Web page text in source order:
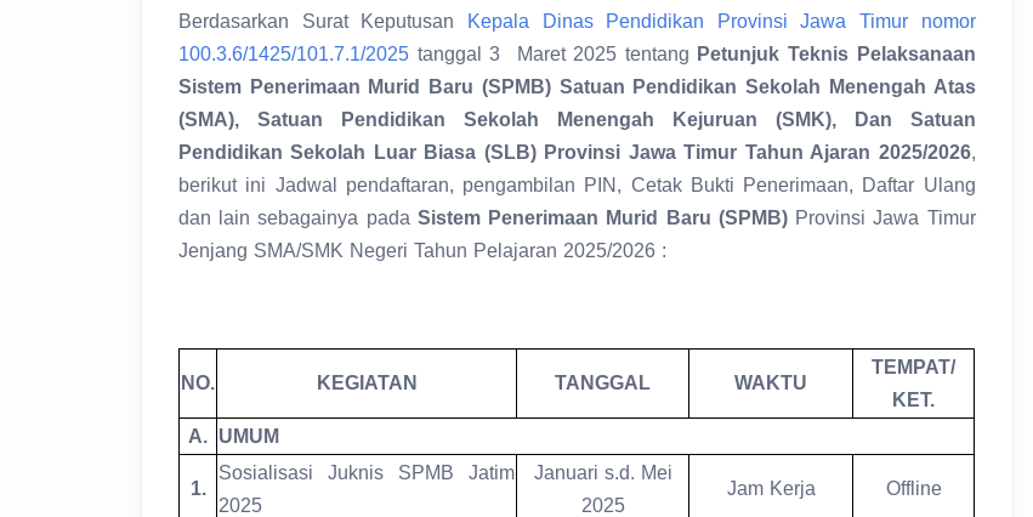
Berdasarkan Surat Keputusan
Kepala Dinas Pendidikan Provinsi Jawa Timur nomor
100.3.6/1425/101.7.1/2025 tanggal 3 Maret 2025 tentang Petunjuk Teknis Pelaksanaan
Sistem Penerimaan Murid Baru (SPMB) Satuan Pendidikan Sekolah Menengah Atas
(SMA), Satuan Pendidikan Sekolah Menengah Kejuruan (SMK), Dan Satuan
Pendidikan Sekolah Luar Biasa (SLB) Provinsi Jawa Timur Tahun Ajaran 2025/2026,
berikut ini Jadwal pendaftaran, pengambilan PIN, Cetak Bukti Penerimaan, Daftar Ulang
dan lain sebagainya pada Sistem Penerimaan Murid Baru (SPMB) Provinsi Jawa Timur
Jenjang SMA/SMK Negeri Tahun Pelajaran 2025/2026 :
NO. KEGIATAN TANGGAL WAKTU
TEMPAT/
KET.
A. UMUM
1.
Sosialisasi Juknis SPMB Jatim
2025
Januari s.d. Mei
2025
Jam Kerja Offline